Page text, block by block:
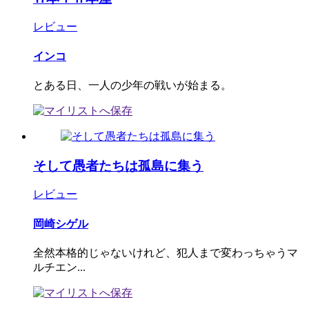
レビュー
インコ
とある日、一人の少年の戦いが始まる。
そして愚者たちは孤島に集う
レビュー
岡崎シゲル
全然本格的じゃないけれど、犯人まで変わっちゃうマ
ルチエン...